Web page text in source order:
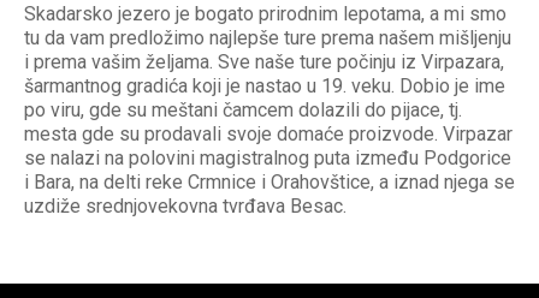
Skadarsko jezero je bogato prirodnim lepotama, a mi smo
tu da vam predložimo najlepše ture prema našem mišljenju
i prema vašim željama. Sve naše ture počinju iz Virpazara,
šarmantnog gradića koji je nastao u 19. veku. Dobio je ime
po viru, gde su meštani čamcem dolazili do pijace, tj.
mesta gde su prodavali svoje domaće proizvode. Virpazar
se nalazi na polovini magistralnog puta između Podgorice
i Bara, na delti reke Crmnice i Orahovštice, a iznad njega se
uzdiže srednjovekovna tvrđava Besac.